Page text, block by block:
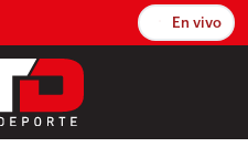
En vivo